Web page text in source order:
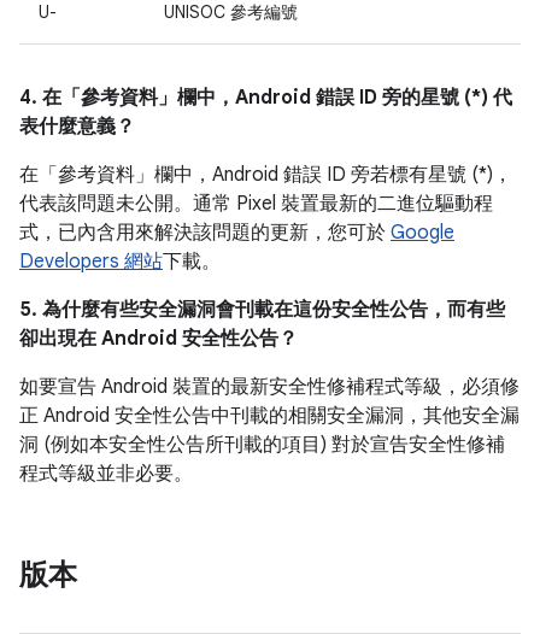
U- UNISOC 參考編號
4. 在「參考資料」 欄中，Android 錯誤 ID 旁的星號 (*) 代
表什麼意義？
在「參考資料」欄中， Android 錯誤 ID 旁若標有星號 (*)，
代表該問題未公開。通常 Pixel 裝置最新的二進位驅動程
式，已內含用來解決該問題的更新，您可於 Google
Developers 網站下載。
5. 為什麼有些安全漏洞會刊載在這份安全性公告，而有些
卻出現在 Android 安全性公告？
如要宣告 Android 裝置的最新安全性修補程式等級，必須修
正 Android 安全性公告中刊載的相關安全漏洞，其他安全漏
洞 (例如本安全性公告所刊載的項目) 對於宣告安全性修補
程式等級並非必要。
版本